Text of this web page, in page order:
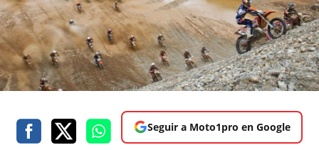
Seguir a Moto1pro en Google